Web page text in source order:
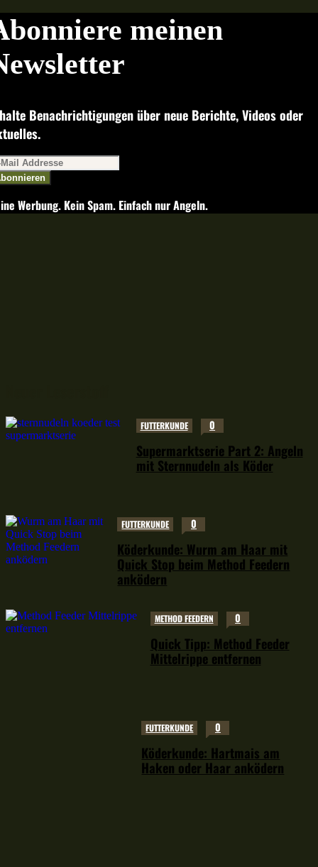
meinen
Benachrichtigungen über neue Berichte, Videos oder
Werbung. Kein Spam. Einfach nur Angeln.
FUTTERKUNDE 0
Supermarktserie Part 2: Angeln
mit Sternnudeln als Köder
FUTTERKUNDE 0
Köderkunde: Wurm am Haar mit
Quick Stop beim Method Feedern
anködern
METHOD FEEDERN 0
Quick Tipp: Method Feeder
Mittelrippe entfernen
FUTTERKUNDE 0
Köderkunde: Hartmais am
Haken oder Haar anködern